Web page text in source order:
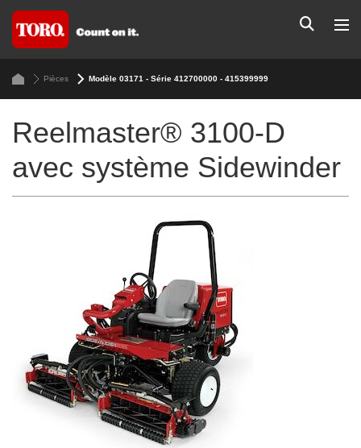
Pièces Modèle 03171 - Série 412700000 - 415399999
Reelmaster® 3100-D
avec système Sidewinder